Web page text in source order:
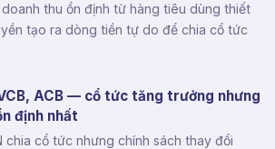
thu ổn định từ hàng tiêu dùng thiết
tạo ra dòng tiền tự do để chia cổ tức
ACB — cổ tức tăng trưởng nhưng
định nhất
chia cổ tức nhưng chính sách thay đổi